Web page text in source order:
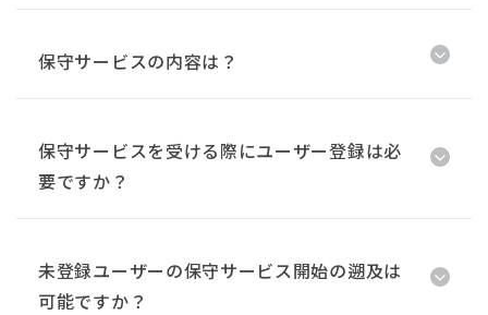
保守サービスの内容は？
保守サービスを受ける際にユーザー登録は必
要ですか？
未登録ユーザーの保守サービス開始の遡及は
可能ですか？